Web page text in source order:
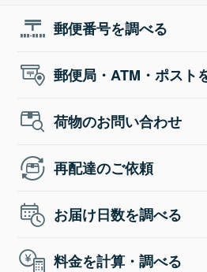
郵便番号を調べる
郵便局・ATM・ポスト
荷物のお問い合わせ
再配達のご依頼
お届け日数を調べる
料金を計算・調べる